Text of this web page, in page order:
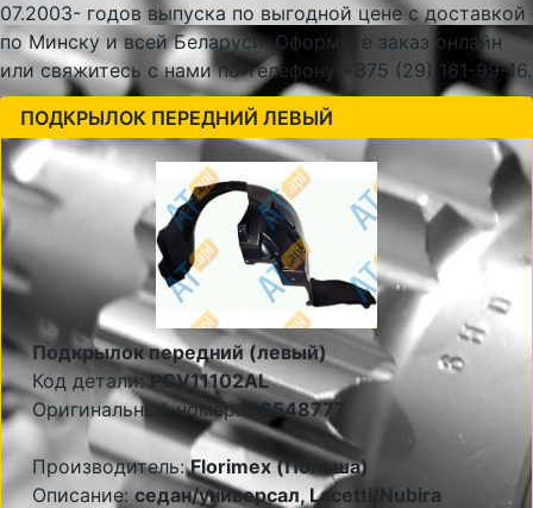
07.2003- годов выпуска по выгодной цене с доставкой
по Минску и всей Беларуси. Оформите заказ онлайн
или свяжитесь с нами по телефону +375 (29) 161-99-16.
ПОДКРЫЛОК ПЕРЕДНИЙ ЛЕВЫЙ
Подкрылок передний (левый)
Код детали: PCV11102AL
Оригинальный номер: 96548777
Производитель:Florimex (Польша)
Описание:седан/универсал, Lacetti/Nubira